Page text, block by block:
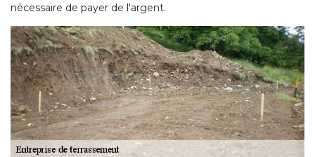
nécessaire de payer de l'argent.